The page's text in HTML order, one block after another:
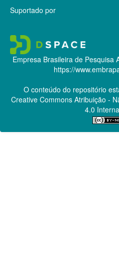
Suportado por
Empresa Brasileira de Pesquisa
https://
O conteúdo do repositório
Creative CommonsAtribuição -
4.0